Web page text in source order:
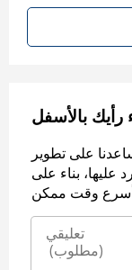
رأيك بالأسفل
على تطوير
بناء على